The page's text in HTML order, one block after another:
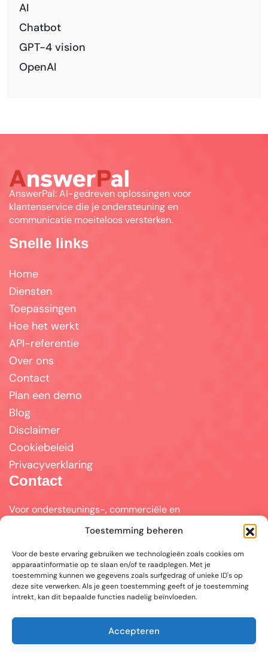
Toestemming beheren
Voor de beste ervaring gebruiken we technologieën zoals cookies om
apparaatinformatie op te slaan en/of te raadplegen. Met je
toestemming kunnen we gegevens zoals surfgedrag of unieke ID's op
deze site verwerken. Als je geen toestemming geeft of je toestemming
intrekt, kan dit bepaalde functies nadelig beïnvloeden.
Accepteren
AI
Chatbot
GPT-4 vision
OpenAI
AnswerPal: AI-gedreven oplossingen voor
klantenservice die je ondersteuning en
communicatie moeiteloos versterken.
Snelle links
Home
Diensten
Toepassingen
Hoe het werkt
API-referentie
Over ons
Contact
Plan een demo
Blog
Disclaimer
Cookiebeleid
Privacyverklaring
Contact
Voor ondersteunings-, commerciële en
info@answerpal.eu
AnswerPal
Bisschoppenhoflaan 380
2100 Antwerpen
België
+32.36416685
BE 0862.692.858